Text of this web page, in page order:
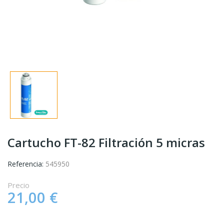
Cartucho FT-82 Filtración 5 micras
Referencia: 545950
Precio
21,00 €